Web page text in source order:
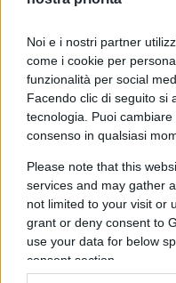
Noi e i nostri partner
come i cookie per
funzionalità per social
Facendo clic di seguito si
tecnologia. Puoi
consenso in qualsiasi
Please note that this
services and may gather
not limited to your visit or
grant or deny consent to
use your data for below
consent section.
moderna
amministrazione:
nell’analisi dei dati,
l’errore dall’illecito
cittadini.
Perché chi
firmare senza paura.
poter dormire
che qualcuno